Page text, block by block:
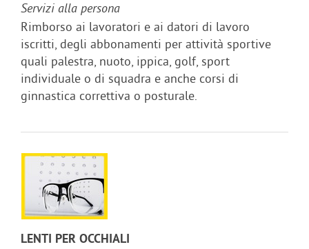
Servizi alla persona
Rimborso ai lavoratori e ai datori di lavoro
iscritti, degli abbonamenti per attività sportive
quali palestra, nuoto, ippica, golf, sport
individuale o di squadra e anche corsi di
ginnastica correttiva o posturale.
LENTI PER OCCHIALI